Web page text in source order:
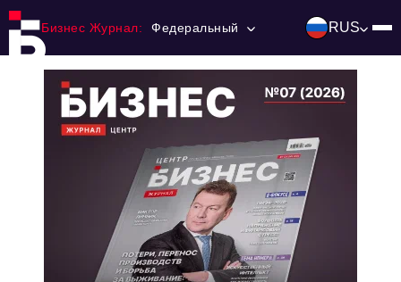
Бизнес Журнал: Федеральный RUS